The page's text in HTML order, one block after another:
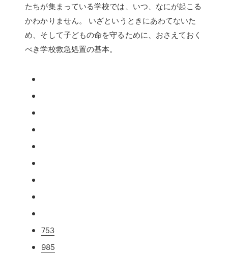
たちが集まっている学校では、いつ、なにが起こる
かわかりません。 いざというときにあわてないた
め、そして子どもの命を守るために、おさえておく
べき学校救急処置の基本。
753
985